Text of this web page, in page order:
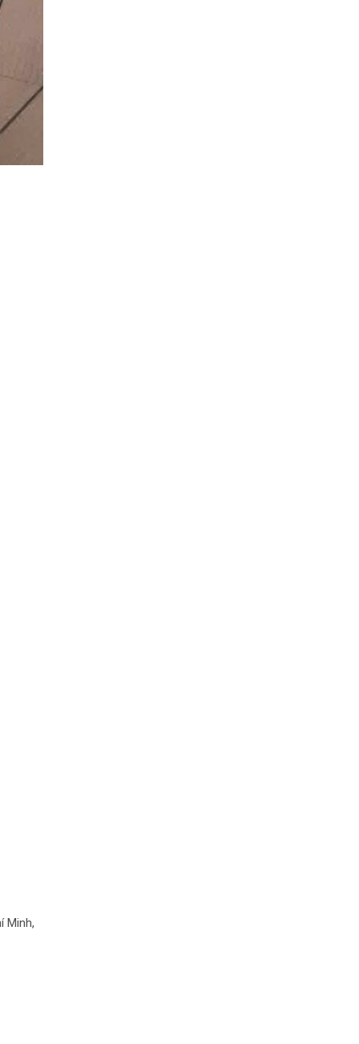
Minh,